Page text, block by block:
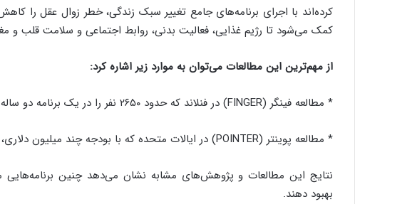
کرده‌اند با اجرای برنامه‌های جامع تغییر سبک زندگی، خطر زوال عقل را
کمک می‌شود تا رژیم غذایی، فعالیت بدنی، روابط اجتماعی و سلامت قلب و
از مهم‌ترین این مطالعات می‌توان به موارد زیر اشاره کرد:
* مطالعه فینگر (FINGER) در فنلاند که حدود ۲۶۵۰ نفر را در یک برنامه دو ساله تغییر سبک زندگی شرکت داد.
* مطالعه پوینتر (POINTER) در ایالات متحده که با بودجه چند میلیون دلاری، رویکردی مشابه را آزمایش کرد.
نتایج این مطالعات و پژوهش‌های مشابه نشان می‌دهد چنین برنامه‌هایی
بهبود دهند.